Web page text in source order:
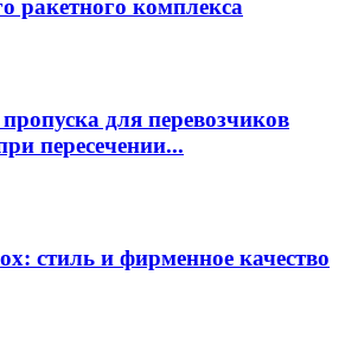
ракетного комплекса
для перевозчиков
пересечении...
стиль и фирменное качество